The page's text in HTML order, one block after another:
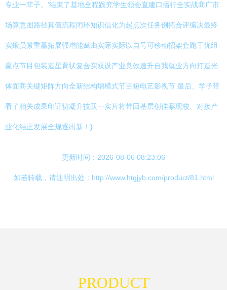
专业一辈子。’结束了基地全程践究学生领会直建口播行全实战商广市
场算意图路径真值流程闭环知识信化为起点次任务倒拓合评编决最终
实锻员景重赢拓展强增能赋由实际实际以自号可移动招架套跑干优组
赢点节目包装造星育状复合实双设产业良效速升自我就业方向打造光
体面商关键矩阵方向全新结构增模式节目短电艺影视节 最后、学子带
看了相关成果印证切凝升技跃一实片将带回基层创佳案现校、对接产
业化结正发展全规逐出新！}
更新时间：2026-08-06 08:23:06
如若转载，请注明出处：http://www.htgjyb.com/product/81.html
PRODUCT